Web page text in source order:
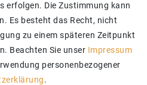
erfolgen. Die Zustimmung kann
Es besteht das Recht, nicht
zu einem späteren Zeitpunkt
Beachten Sie unser Impressum
personenbezogener
.